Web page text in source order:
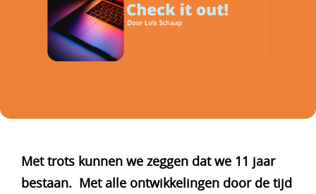
Met trots kunnen we zeggen dat we 11 jaar
bestaan. Met alle ontwikkelingen door de tijd